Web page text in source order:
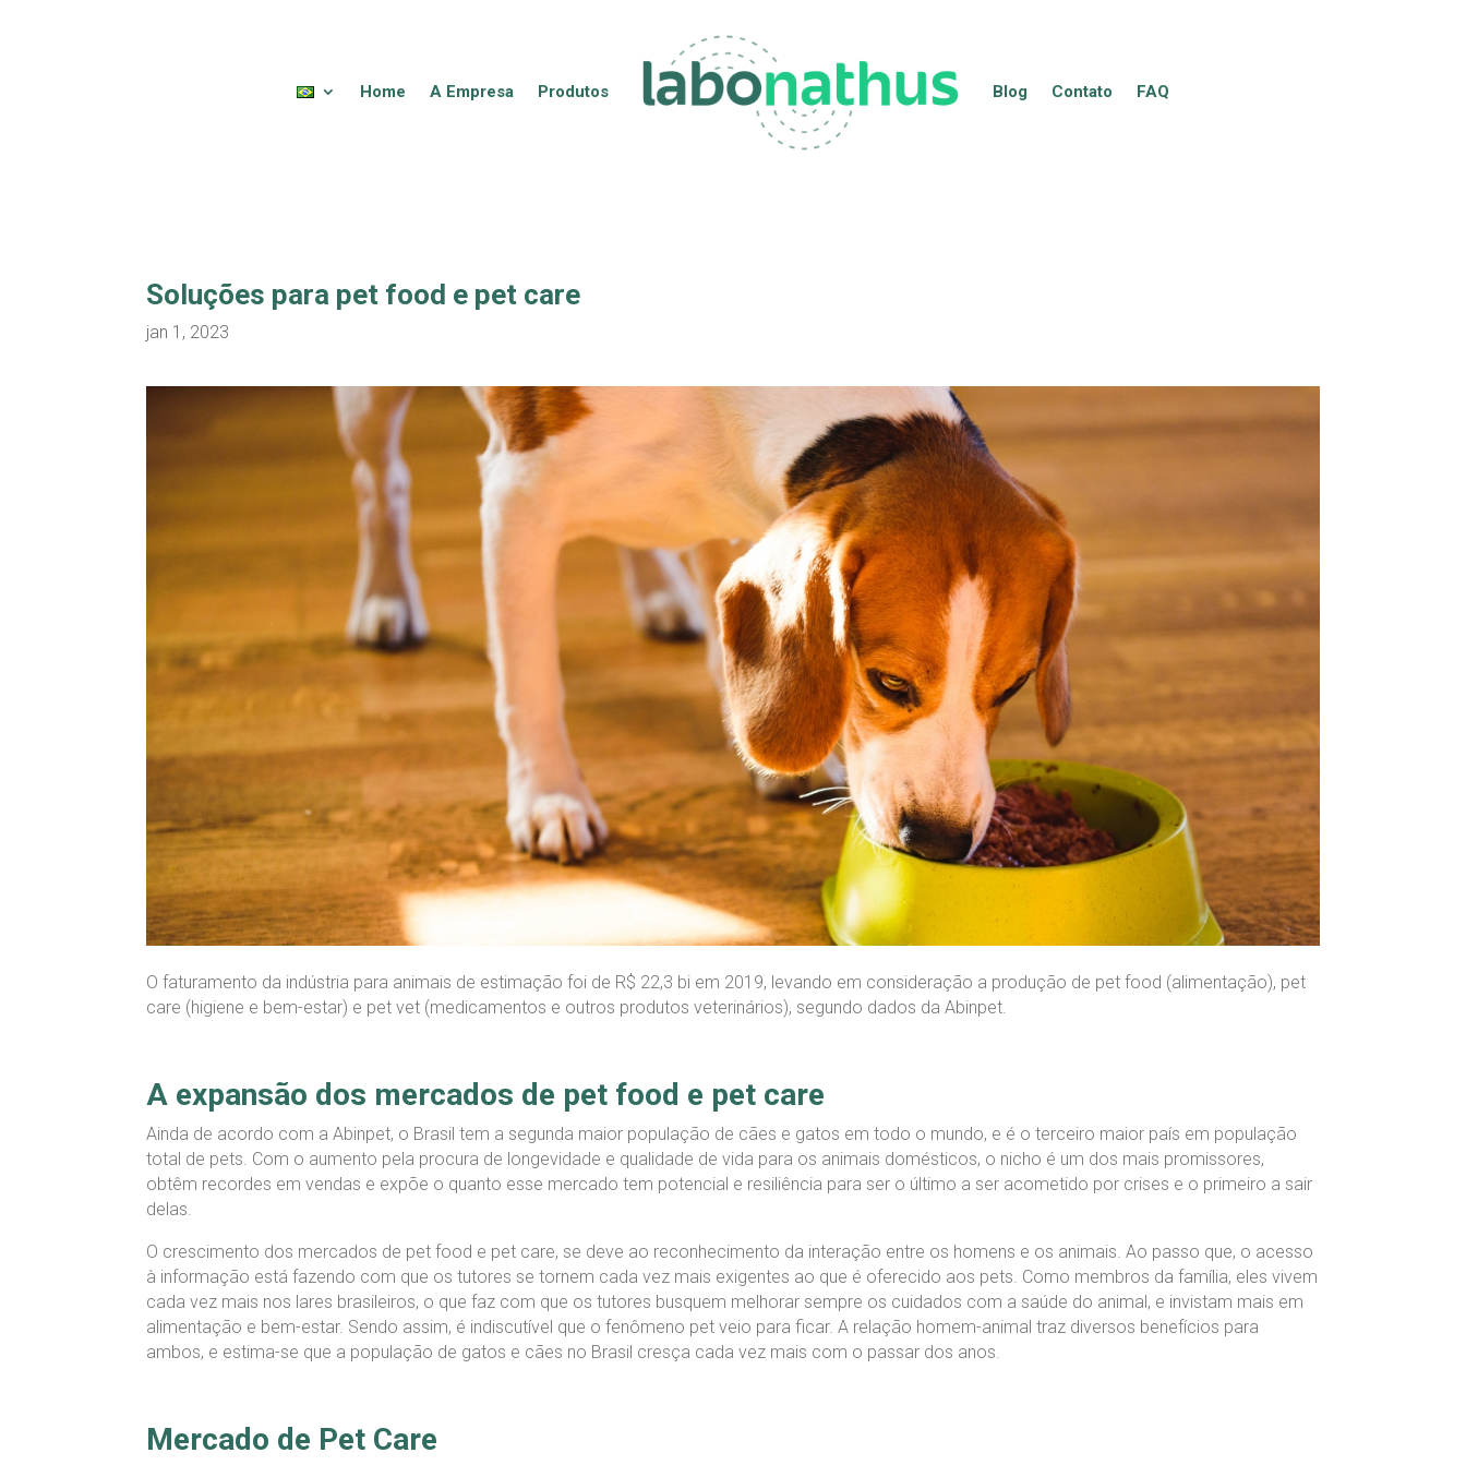
Home A Empresa Produtos Blog Contato FAQ
Soluções para pet food e pet care
jan 1, 2023
O faturamento da indústria para animais de estimação foi de R$ 22,3 bi em 2019, levando em consideração a produção de pet food (alimentação), pet
care (higiene e bem-estar) e pet vet (medicamentos e outros produtos veterinários), segundo dados da Abinpet.
A expansão dos mercados de pet food e pet care
Ainda de acordo com a Abinpet, o Brasil tem a segunda maior população de cães e gatos em todo o mundo, e é o terceiro maior país em população
total de pets. Com o aumento pela procura de longevidade e qualidade de vida para os animais domésticos, o nicho é um dos mais promissores,
obtêm recordes em vendas e expõe o quanto esse mercado tem potencial e resiliência para ser o último a ser acometido por crises e o primeiro a sair
delas.
O crescimento dos mercados de pet food e pet care, se deve ao reconhecimento da interação entre os homens e os animais. Ao passo que, o acesso
à informação está fazendo com que os tutores se tornem cada vez mais exigentes ao que é oferecido aos pets. Como membros da família, eles vivem
cada vez mais nos lares brasileiros, o que faz com que os tutores busquem melhorar sempre os cuidados com a saúde do animal, e invistam mais em
alimentação e bem-estar. Sendo assim, é indiscutível que o fenômeno pet veio para ficar. A relação homem-animal traz diversos benefícios para
ambos, e estima-se que a população de gatos e cães no Brasil cresça cada vez mais com o passar dos anos.
Mercado de Pet Care